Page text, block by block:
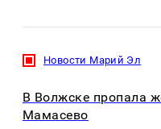
Новости Марий Эл
В Волжске пропала
Мамасево